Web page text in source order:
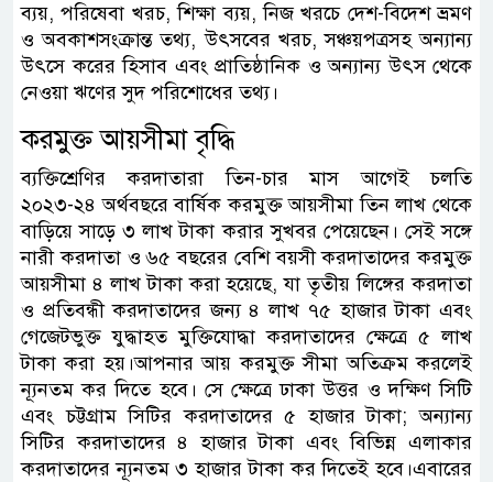
ব্যয়, পরিষেবা খরচ, শিক্ষা ব্যয়, নিজ খরচে দেশ-বিদেশ ভ্রমণ
ও অবকাশসংক্রান্ত তথ্য, উৎসবের খরচ, সঞ্চয়পত্রসহ অন্যান্য
উৎসে করের হিসাব এবং প্রাতিষ্ঠানিক ও অন্যান্য উৎস থেকে
নেওয়া ঋণের সুদ পরিশোধের তথ্য।
করমুক্ত আয়সীমা বৃদ্ধি
ব্যক্তিশ্রেণির করদাতারা তিন-চার মাস আগেই চলতি
২০২৩-২৪ অর্থবছরে বার্ষিক করমুক্ত আয়সীমা তিন লাখ থেকে
বাড়িয়ে সাড়ে ৩ লাখ টাকা করার সুখবর পেয়েছেন। সেই সঙ্গে
নারী করদাতা ও ৬৫ বছরের বেশি বয়সী করদাতাদের করমুক্ত
আয়সীমা ৪ লাখ টাকা করা হয়েছে, যা তৃতীয় লিঙ্গের করদাতা
ও প্রতিবন্ধী করদাতাদের জন্য ৪ লাখ ৭৫ হাজার টাকা এবং
গেজেটভুক্ত যুদ্ধাহত মুক্তিযোদ্ধা করদাতাদের ক্ষেত্রে ৫ লাখ
টাকা করা হয়।আপনার আয় করমুক্ত সীমা অতিক্রম করলেই
ন্যূনতম কর দিতে হবে। সে ক্ষেত্রে ঢাকা উত্তর ও দক্ষিণ সিটি
এবং চট্টগ্রাম সিটির করদাতাদের ৫ হাজার টাকা; অন্যান্য
সিটির করদাতাদের ৪ হাজার টাকা এবং বিভিন্ন এলাকার
করদাতাদের ন্যূনতম ৩ হাজার টাকা কর দিতেই হবে।এবারের